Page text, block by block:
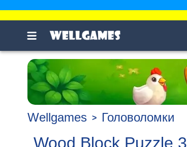
Wellgames Головоломки
Wood Block Puzzle 3